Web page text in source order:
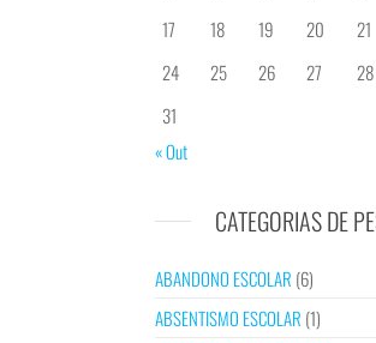
17
18 19 20 21
24
25 26 27 28
31
« Out
CATEGORIAS DE
ABANDONO ESCOLAR (6)
ABSENTISMO ESCOLAR (1)